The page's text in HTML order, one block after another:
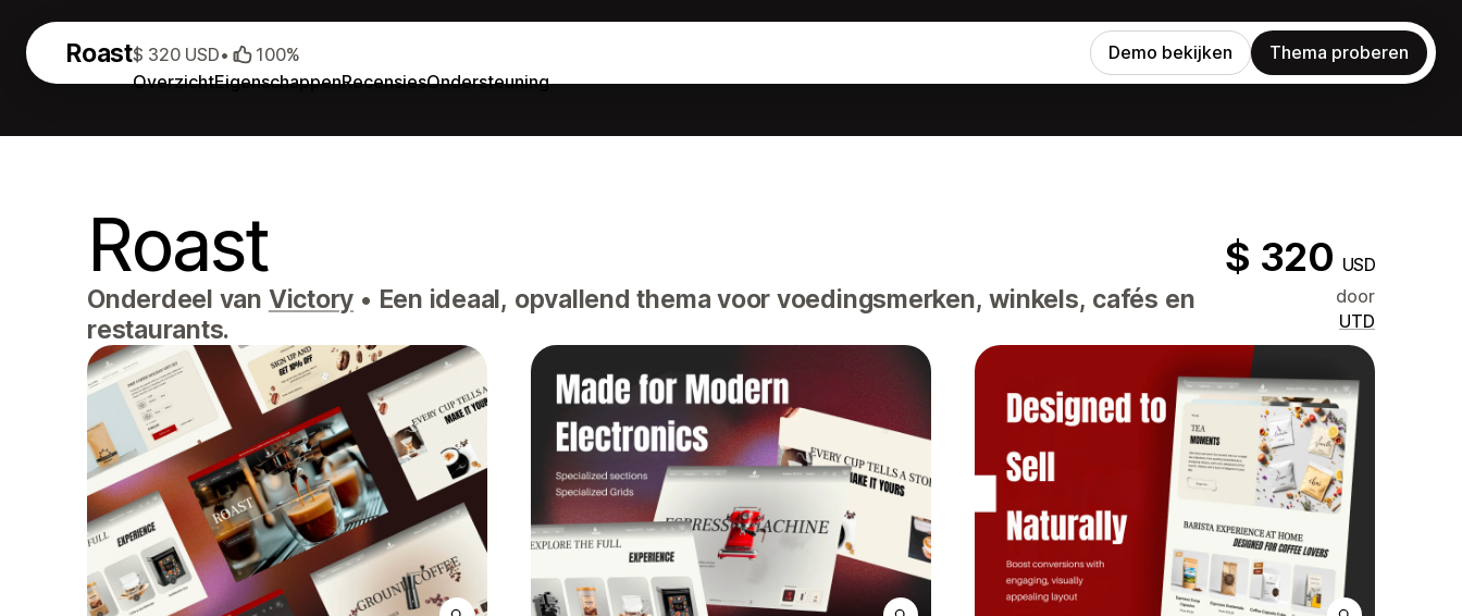
Roast
OverzichtEigenschappenRecensiesOndersteuning
$ 320 USD• 100% Demo bekijken Thema proberen
Roast $ 320 USD
Onderdeel van Victory • Een ideaal, opvallend thema voor voedingsmerken, winkels, cafés en
restaurants.
door
UTD